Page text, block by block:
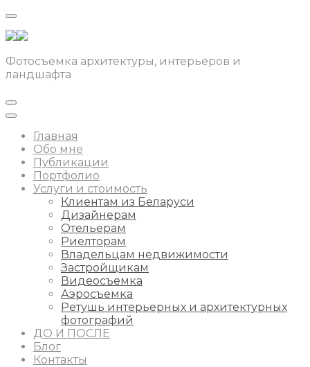
Фотосъемка архитектуры, интерьеров и
ландшафта
Главная
Обо мне
Публикации
Портфолио
Услуги и стоимость
Клиентам из Беларуси
Дизайнерам
Отельерам
Риелторам
Владельцам недвижимости
Застройщикам
Видеосъемка
Аэросъемка
Ретушь интерьерных и архитектурных
фотографий
ДО И ПОСЛЕ
Блог
Контакты